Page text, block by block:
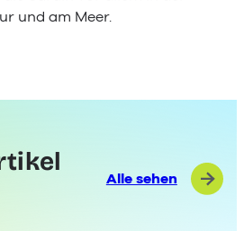
und am Meer.
Alle sehen